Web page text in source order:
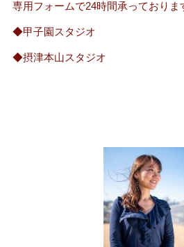
専用フォームで24時間承っており
◆甲子園スタジオ
◆摂津本山スタジオ